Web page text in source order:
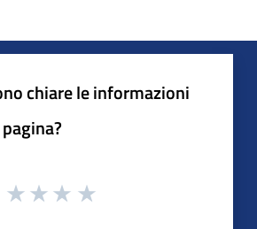
chiare le informazioni